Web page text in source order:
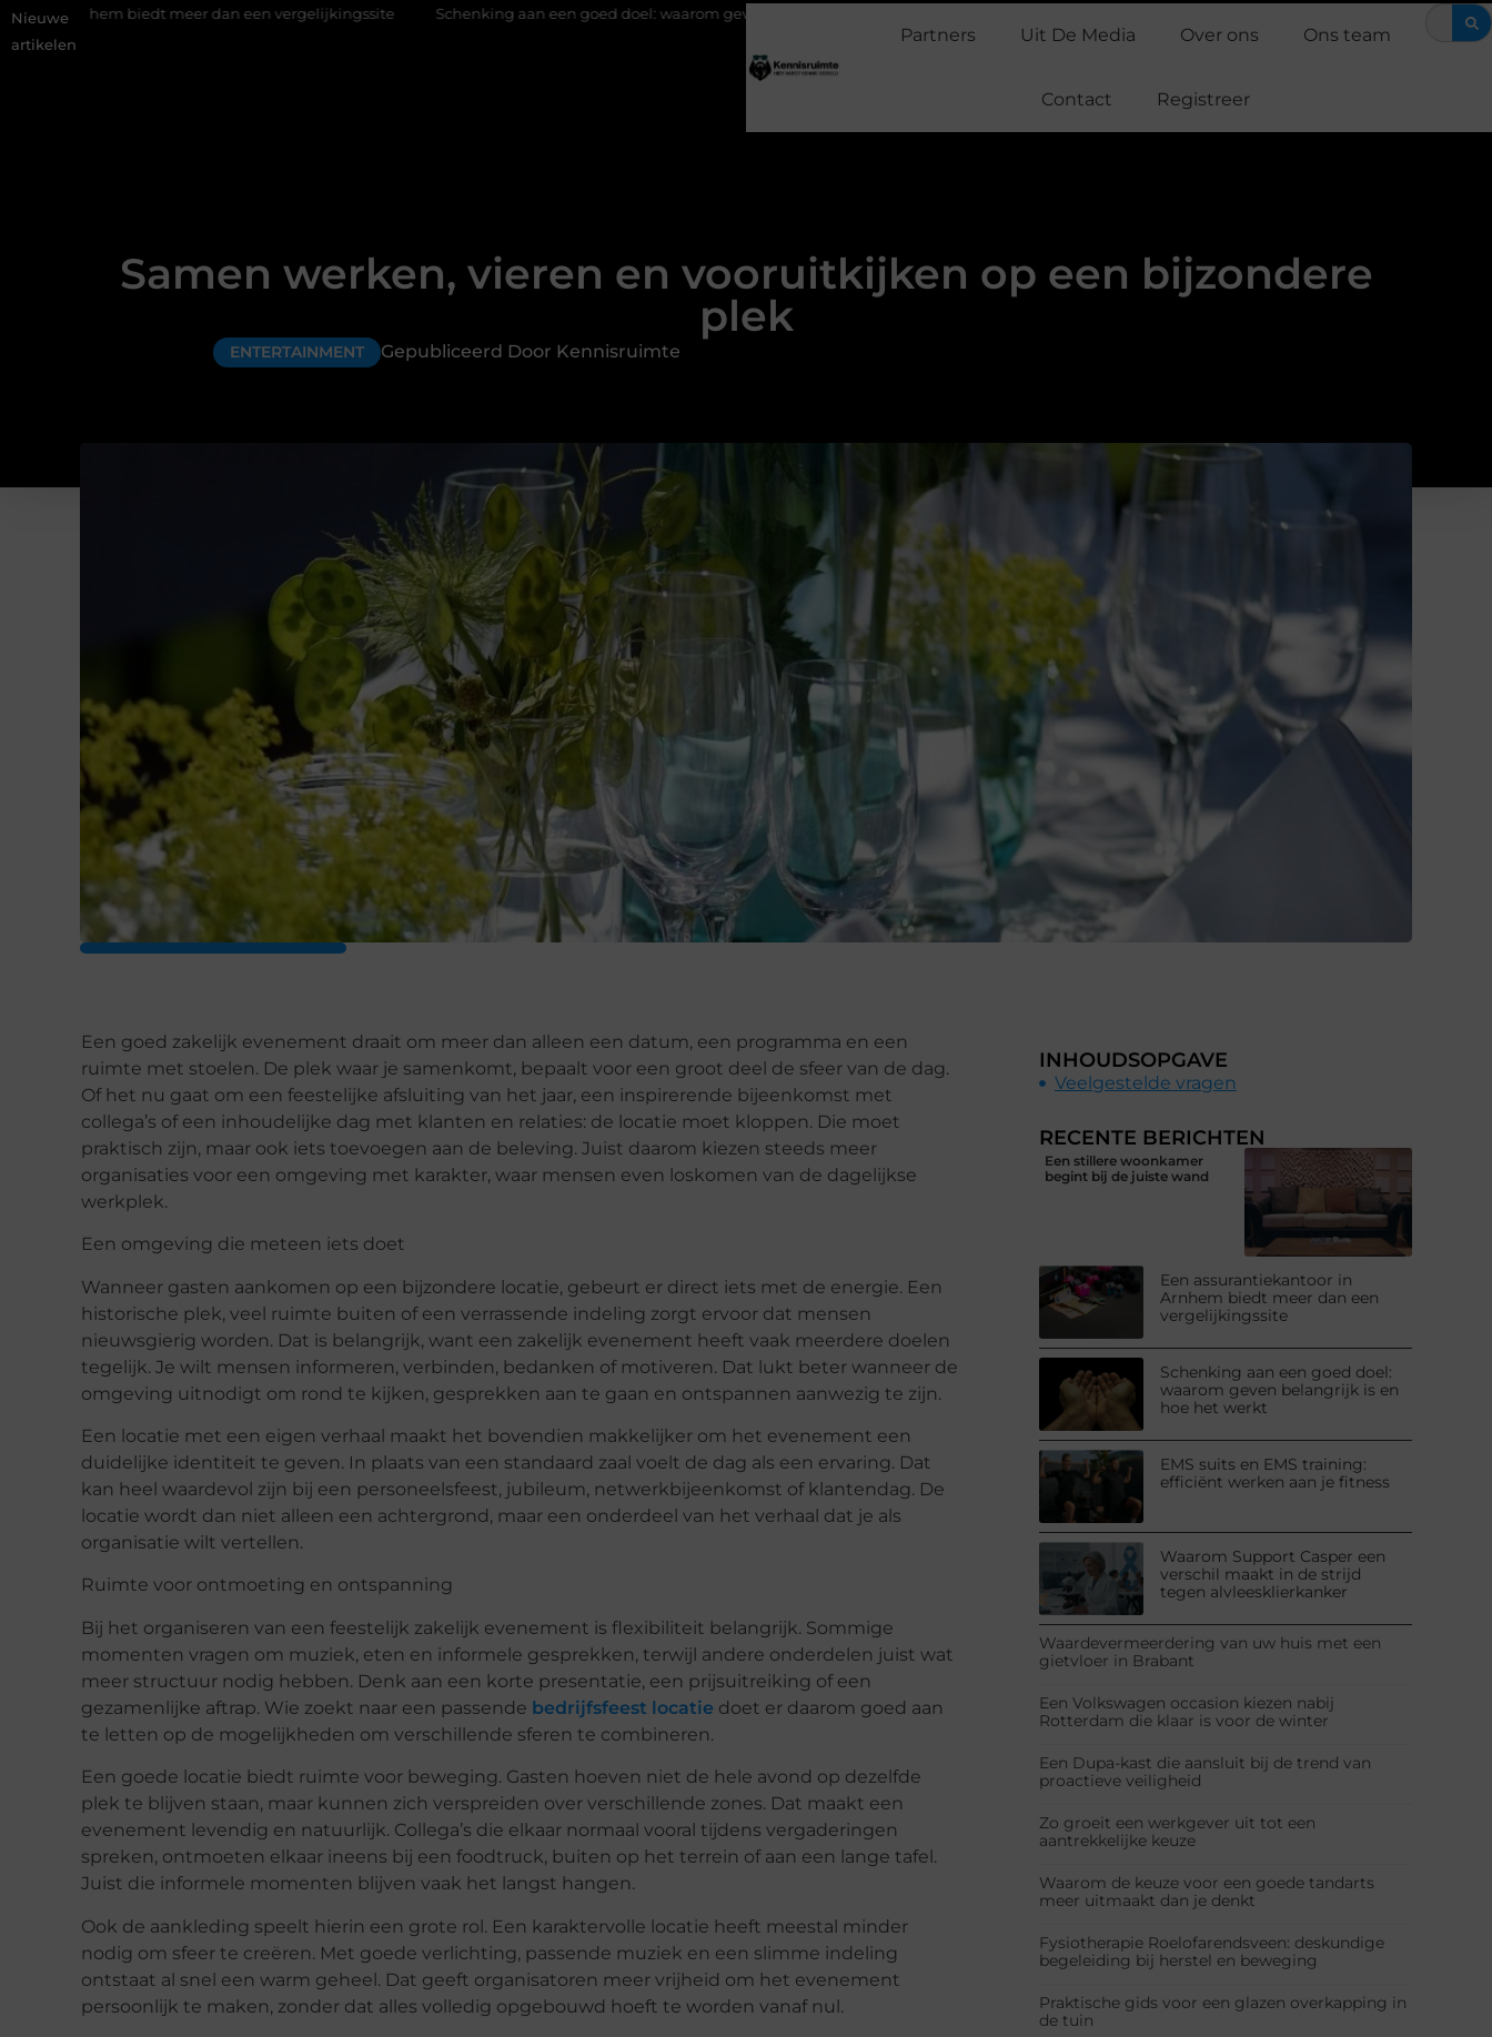
Nieuwe
artikelen
meer dan een vergelijkingssite Schenking aan een goed doel: waarom geven belangrijk is en hoe het werkt Waarom Support
Partners Uit De Media Over ons Ons team
Contact Registreer
Samen werken, vieren en vooruitkijken op een bijzondere
plek
ENTERTAINMENT Gepubliceerd Door Kennisruimte
Een goed zakelijk evenement draait om meer dan alleen een datum, een programma en een
ruimte met stoelen. De plek waar je samenkomt, bepaalt voor een groot deel de sfeer van de dag.
Of het nu gaat om een feestelijke afsluiting van het jaar, een inspirerende bijeenkomst met
collega’s of een inhoudelijke dag met klanten en relaties: de locatie moet kloppen. Die moet
praktisch zijn, maar ook iets toevoegen aan de beleving. Juist daarom kiezen steeds meer
organisaties voor een omgeving met karakter, waar mensen even loskomen van de dagelijkse
werkplek.
Een omgeving die meteen iets doet
Wanneer gasten aankomen op een bijzondere locatie, gebeurt er direct iets met de energie. Een
historische plek, veel ruimte buiten of een verrassende indeling zorgt ervoor dat mensen
nieuwsgierig worden. Dat is belangrijk, want een zakelijk evenement heeft vaak meerdere doelen
tegelijk. Je wilt mensen informeren, verbinden, bedanken of motiveren. Dat lukt beter wanneer de
omgeving uitnodigt om rond te kijken, gesprekken aan te gaan en ontspannen aanwezig te zijn.
Een locatie met een eigen verhaal maakt het bovendien makkelijker om het evenement een
duidelijke identiteit te geven. In plaats van een standaard zaal voelt de dag als een ervaring. Dat
kan heel waardevol zijn bij een personeelsfeest, jubileum, netwerkbijeenkomst of klantendag. De
locatie wordt dan niet alleen een achtergrond, maar een onderdeel van het verhaal dat je als
organisatie wilt vertellen.
Ruimte voor ontmoeting en ontspanning
Bij het organiseren van een feestelijk zakelijk evenement is flexibiliteit belangrijk. Sommige
momenten vragen om muziek, eten en informele gesprekken, terwijl andere onderdelen juist wat
meer structuur nodig hebben. Denk aan een korte presentatie, een prijsuitreiking of een
gezamenlijke aftrap. Wie zoekt naar een passende bedrijfsfeest locatie doet er daarom goed aan
te letten op de mogelijkheden om verschillende sferen te combineren.
Een goede locatie biedt ruimte voor beweging. Gasten hoeven niet de hele avond op dezelfde
plek te blijven staan, maar kunnen zich verspreiden over verschillende zones. Dat maakt een
evenement levendig en natuurlijk. Collega’s die elkaar normaal vooral tijdens vergaderingen
spreken, ontmoeten elkaar ineens bij een foodtruck, buiten op het terrein of aan een lange tafel.
Juist die informele momenten blijven vaak het langst hangen.
Ook de aankleding speelt hierin een grote rol. Een karaktervolle locatie heeft meestal minder
nodig om sfeer te creëren. Met goede verlichting, passende muziek en een slimme indeling
ontstaat al snel een warm geheel. Dat geeft organisatoren meer vrijheid om het evenement
persoonlijk te maken, zonder dat alles volledig opgebouwd hoeft te worden vanaf nul.
INHOUDSOPGAVE
Veelgestelde vragen
RECENTE BERICHTEN
Een stillere woonkamer
begint bij de juiste wand
Een assurantiekantoor in
Arnhem biedt meer dan een
vergelijkingssite
Schenking aan een goed doel:
waarom geven belangrijk is en
hoe het werkt
EMS suits en EMS training:
efficiënt werken aan je fitness
Waarom Support Casper een
verschil maakt in de strijd
tegen alvleesklierkanker
Waardevermeerdering van uw huis met een
gietvloer in Brabant
Een Volkswagen occasion kiezen nabij
Rotterdam die klaar is voor de winter
Een Dupa-kast die aansluit bij de trend van
proactieve veiligheid
Zo groeit een werkgever uit tot een
aantrekkelijke keuze
Waarom de keuze voor een goede tandarts
meer uitmaakt dan je denkt
Fysiotherapie Roelofarendsveen: deskundige
begeleiding bij herstel en beweging
Praktische gids voor een glazen overkapping in
de tuin